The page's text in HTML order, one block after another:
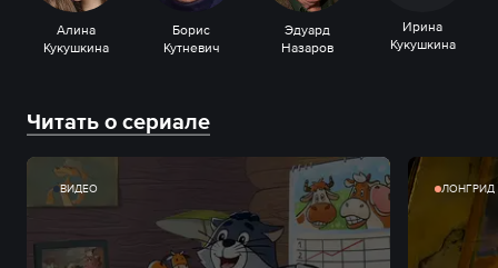
Алина
Кукушкина
Борис
Кутневич
Эдуард
Назаров
Ирина
Кукушкина
Читать о сериале
ВИДЕО ЛОНГРИД